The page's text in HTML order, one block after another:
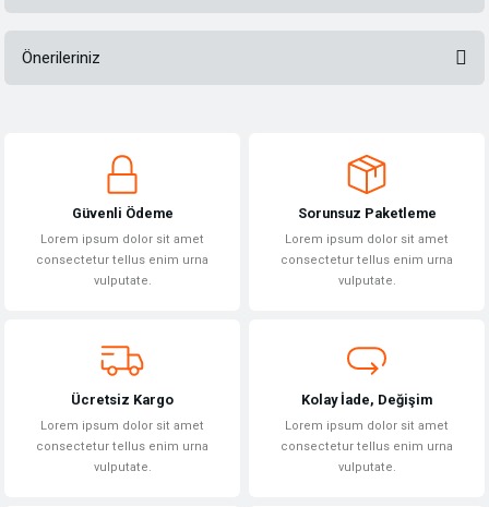
Önerileriniz
Görüş ve önerileriniz için teşekkür ederiz.
Ürün açıklamasında eksik bilgiler bulunuyor.
Ürün bilgilerinde hatalar bulunuyor.
Bu ürüne benzer farklı alternatifler olmalı.
Güvenli Ödeme
Lorem ipsum dolor sit amet
consectetur tellus enim urna
vulputate.
Sorunsuz Paketleme
Lorem ipsum dolor sit amet
consectetur tellus enim urna
vulputate.
Ücretsiz Kargo
Lorem ipsum dolor sit amet
consectetur tellus enim urna
vulputate.
Kolay İade, Değişim
Lorem ipsum dolor sit amet
consectetur tellus enim urna
vulputate.